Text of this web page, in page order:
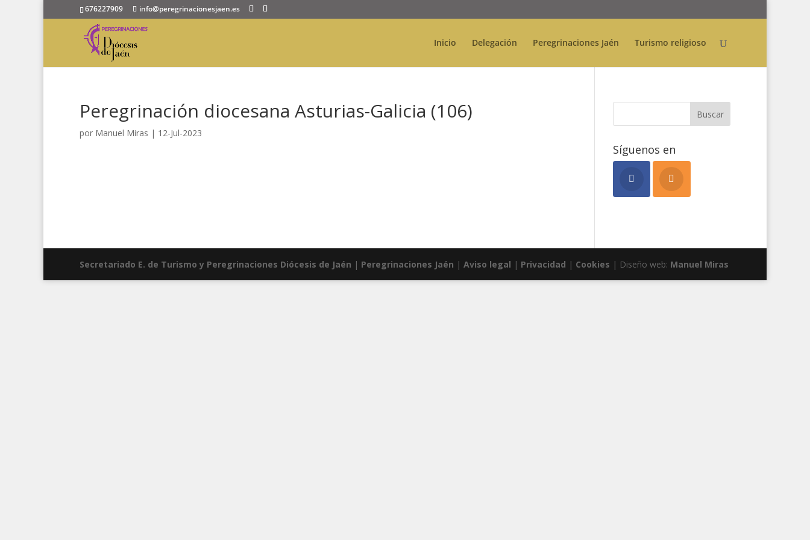
676227909 info@peregrinacionesjaen.es
Inicio Delegación Peregrinaciones Jaén Turismo religioso
Peregrinación diocesana Asturias-Galicia (106)
por Manuel Miras | 12-Jul-2023
Síguenos en
Secretariado E. de Turismo y Peregrinaciones Diócesis de Jaén | Peregrinaciones Jaén | Aviso legal | Privacidad | Cookies | Diseño web: Manuel Miras